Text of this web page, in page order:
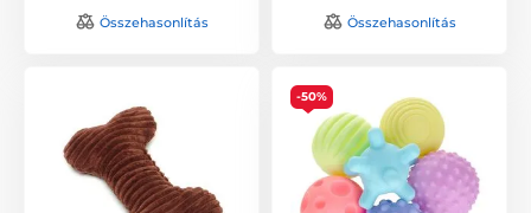
Összehasonlítás Összehasonlítás
-50%